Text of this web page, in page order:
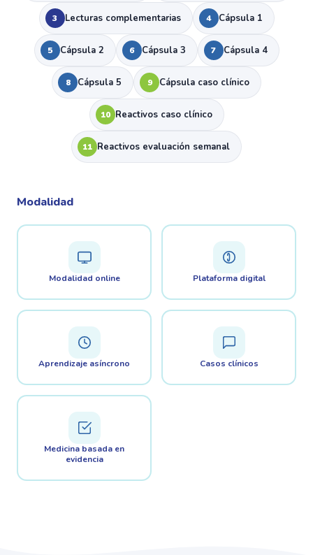
3 Lecturas complementarias 4 Cápsula 1
5 Cápsula 2 6 Cápsula 3 7 Cápsula 4
8 Cápsula 5 9 Cápsula caso clínico
10 Reactivos caso clínico
11 Reactivos evaluación semanal
Modalidad
Modalidad online Plataforma digital
Aprendizaje asíncrono Casos clínicos
Medicina basada en
evidencia